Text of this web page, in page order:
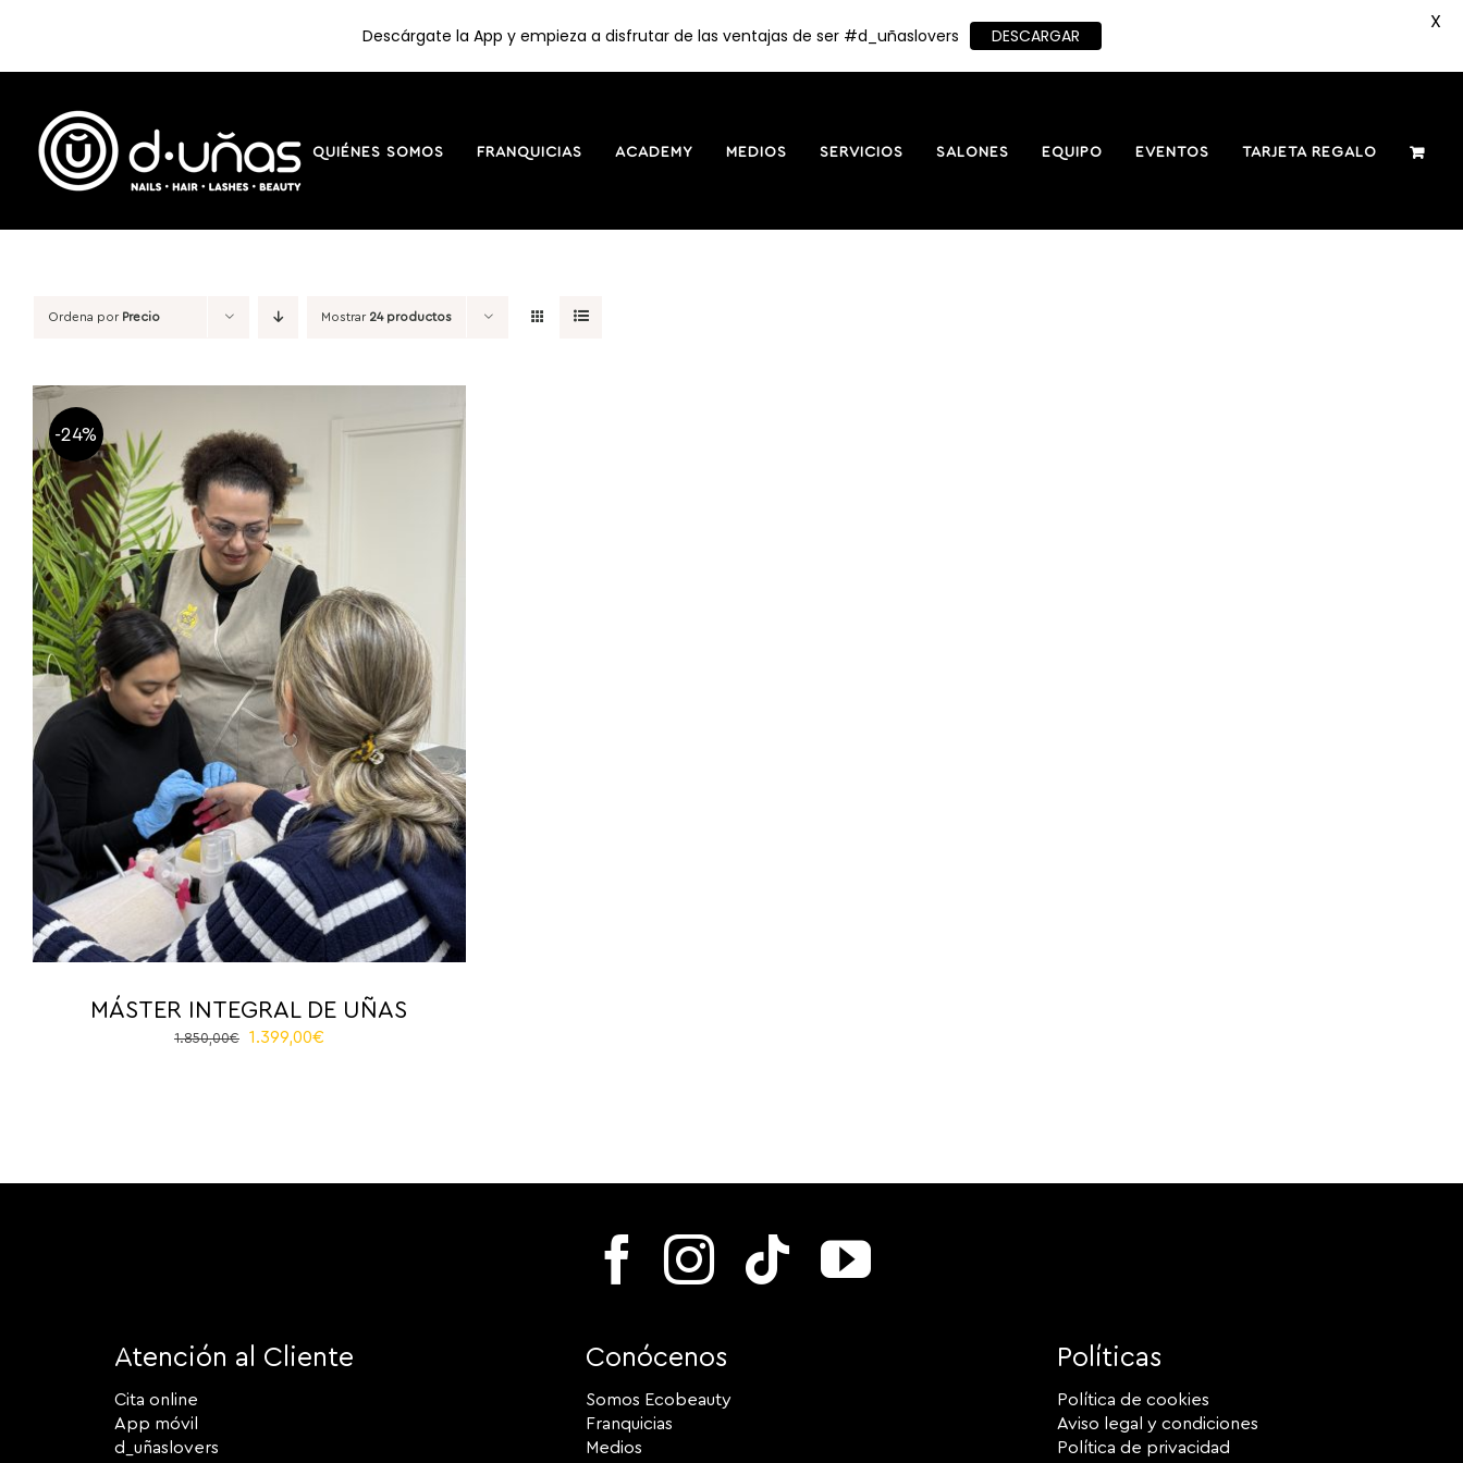
contenido
QUIÉNES SOMOS FRANQUICIAS ACADEMY MEDIOS SERVICIOS SALONES EQUIPO EVENTOS TARJETA REGALO
Ordena por Precio Mostrar 24 productos
-24%
MÁSTER INTEGRAL DE UÑAS
1.850,00€
El
1.399,00€El
Atención al Cliente
Cita online
App móvil
d_uñaslovers
Conócenos
Somos Ecobeauty
Franquicias
Medios
Políticas
Política de cookies
Aviso legal y condiciones
Política de privacidad
Descárgate la App y empieza a disfrutar de las ventajas de ser #d_uñaslovers DESCARGAR
X